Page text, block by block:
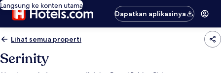
Langsung ke konten utama
Dapatkan aplikasinya
Lihat semua properti
Serinity